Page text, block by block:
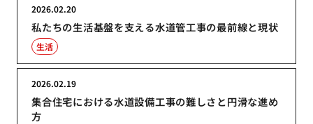
私たちの生活基盤を支える水道管工事の最前線と現状
2026.02.20
生活
集合住宅における水道設備工事の難しさと円滑な進め
方
2026.02.19